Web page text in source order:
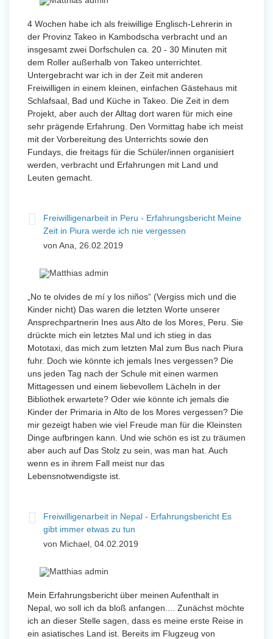
4 Wochen habe ich als freiwillige Englisch-Lehrerin in
der Provinz Takeo in Kambodscha verbracht und an
insgesamt zwei Dorfschulen ca. 20 - 30 Minuten mit
dem Roller außerhalb von Takeo unterrichtet.
Untergebracht war ich in der Zeit mit anderen
Freiwilligen in einem kleinen, einfachen Gästehaus mit
Schlafsaal, Bad und Küche in Takeo. Die Zeit in dem
Projekt, aber auch der Alltag dort waren für mich eine
sehr prägende Erfahrung. Den Vormittag habe ich meist
mit der Vorbereitung des Unterrichts sowie den
Fundays, die freitags für die Schüler/innen organisiert
werden, verbracht und Erfahrungen mit Land und
Leuten gemacht.
Freiwilligenarbeit in Peru - Erfahrungsbericht Meine
Zeit in Piura werde ich nie vergessen
von Ana, 26.02.2019
„No te olvides de mí y los niños“ (Vergiss mich und die
Kinder nicht) Das waren die letzten Worte unserer
Ansprechpartnerin Ines aus Alto de los Mores, Peru. Sie
drückte mich ein letztes Mal und ich stieg in das
Mototaxi, das mich zum letzten Mal zum Bus nach Piura
fuhr. Doch wie könnte ich jemals Ines vergessen? Die
uns jeden Tag nach der Schule mit einen warmen
Mittagessen und einem liebevollem Lächeln in der
Bibliothek erwartete? Oder wie könnte ich jemals die
Kinder der Primaria in Alto de los Mores vergessen? Die
mir gezeigt haben wie viel Freude man für die Kleinsten
Dinge aufbringen kann. Und wie schön es ist zu träumen
aber auch auf Das Stolz zu sein, was man hat. Auch
wenn es in ihrem Fall meist nur das
Lebensnotwendigste ist.
Freiwilligenarbeit in Nepal - Erfahrungsbericht Es
gibt immer etwas zu tun
von Michael, 04.02.2019
Mein Erfahrungsbericht über meinen Aufenthalt in
Nepal, wo soll ich da bloß anfangen.... Zunächst möchte
ich an dieser Stelle sagen, dass es meine erste Reise in
ein asiatisches Land ist. Bereits im Flugzeug von